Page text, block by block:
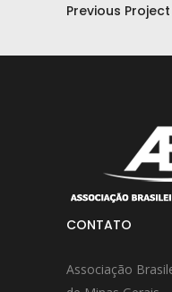
Previous Project
CONTATO
Associação